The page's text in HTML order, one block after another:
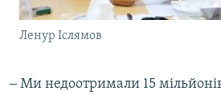
Ленур Іслямов
‒ Ми недоотримали 15